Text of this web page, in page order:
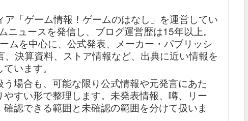
ア「ゲーム情報！ゲームのはなし」を運営してい
ニュースを発信し、ブログ運営歴は15年以上。
ムを中心に、公式発表、メーカー・パブリッシ
、決算資料、ストア情報など、出典に近い情報を
います。
場合も、可能な限り公式情報や元発言にあた
やすい形で整理します。未発表情報、噂、リー
認できる範囲と未確認の範囲を分けて扱いま